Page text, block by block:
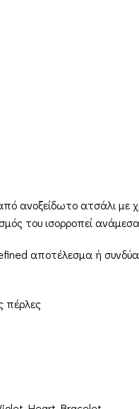
από ανοξείδωτο ατσάλι
του ισορροπεί
αποτέλεσμα ή
πέρλες